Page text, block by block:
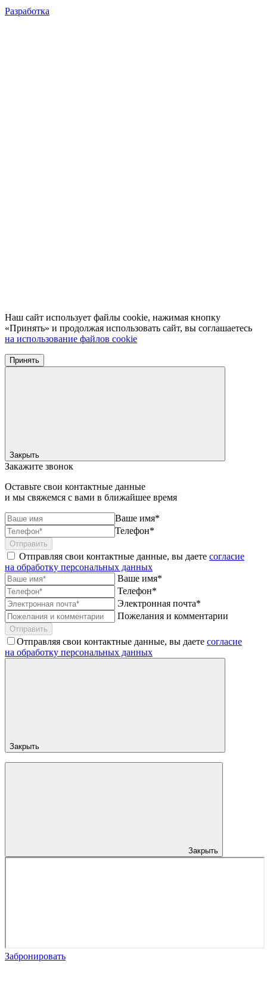
Разработка
Наш сайт использует файлы cookie, нажимая кнопку
«Принять» и продолжая использовать сайт, вы соглашаетесь
на использование файлов cookie
Принять
Закрыть
Закажите звонок
Оставьте свои контактные данные
и мы свяжемся с вами в ближайшее время
Ваше имя*
Телефон*
Отправить
Отправляя свои контактные данные, вы даете согласие
на обработку персональных данных
Ваше имя*
Телефон*
Электронная почта*
Пожелания и комментарии
Отправить
Отправляя свои контактные данные, вы даете согласие
на обработку персональных данных
Закрыть
Закрыть
Забронировать